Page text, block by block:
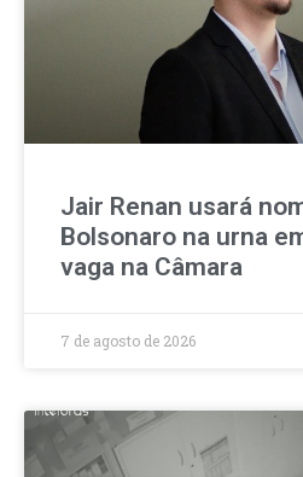
Jair Renan usará
Bolsonaro na urna
vaga na Câmara
7 de agosto de 2026